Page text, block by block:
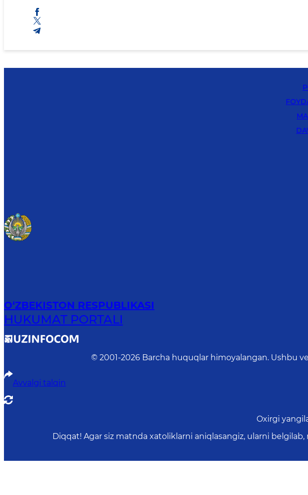
O‘ZBEKISTON RESPUBLIKASI
HUKUMAT PORTALI
© 2001-2026 Barcha huquqlar himoyalangan. Ushbu
Avvalgi talqin
Oxirgi
Diqqat! Agar siz matnda xatoliklarni aniqlasangiz, ularni